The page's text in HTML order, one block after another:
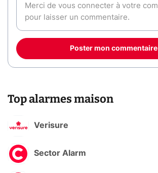
Poster mon commentaire
Top alarmes maison
Verisure
Sector Alarm